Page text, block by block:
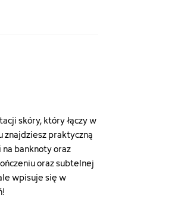
skóry, który łączy w
znajdziesz praktyczną
banknoty oraz
oraz subtelnej
wpisuje się w